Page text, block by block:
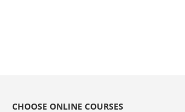
CHOOSE ONLINE COURSES